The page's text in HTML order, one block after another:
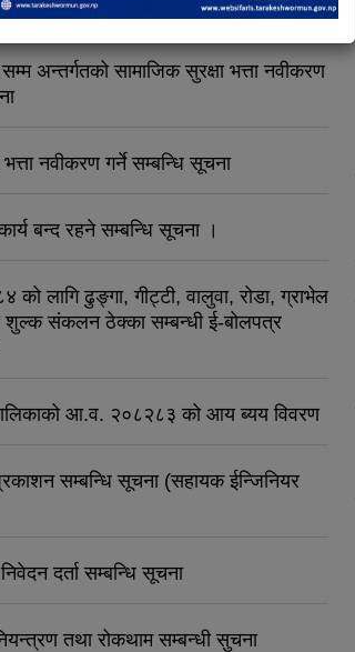
अन्तर्गतको सामाजिक सुरक्षा भत्ता नवीकरण
नवीकरण गर्ने सम्बन्धि सूचना
बन्द रहने सम्बन्धि सूचना ।
लागि ढुङ्गा, गीट्टी, वालुवा, रोडा, ग्राभेल
शुल्क संकलन ठेक्का सम्बन्धी ई-बोलपत्र
आ.व. २०८२८३ को आय ब्यय विवरण
सम्बन्धि सूचना (सहायक ईन्जिनियर
दर्ता सम्बन्धि सूचना
तथा रोकथाम सम्बन्धी सुचना